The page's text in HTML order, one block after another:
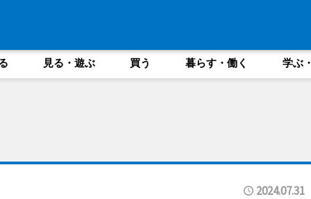
見る・遊ぶ 買う 暮らす・働く 学ぶ
2024.07.31